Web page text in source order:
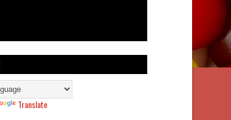
Translate